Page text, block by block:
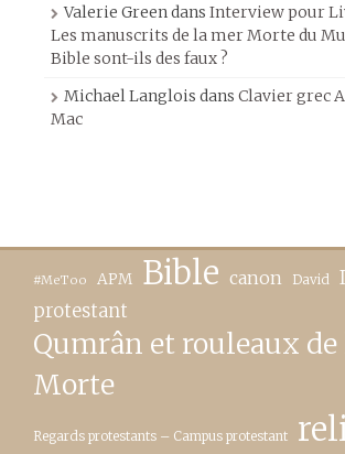
Valerie Greendans Interview pour
Les manuscrits de la mer Morte du
Bible sont-ils des faux ?
Michael Langlois dans Clavier grec
Mac
#MeToo APM Bible canon David
protestant
Qumrân et rouleaux
Morte
Regards protestants – Campus protestant